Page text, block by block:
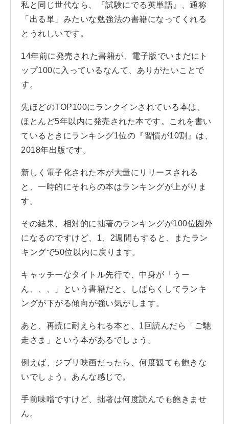
私と同じ世代なら、『試験にでる英単語』、通称
「出る単」みたいな勉強法の書籍になってくれる
とうれしいです。
14年前に発売された書籍が、電子版でいまだにト
ップ100に入っているなんて、ありがたいことで
す。
先ほどのTOP100にランクインされている本は、
ほとんど5年以内に発売された本です。これを書い
ているときにランキング1位の『習慣が10割』は、
2018年出版です。
新しく電子化された本が大量にリリースされる
と、一時的にそれらの本はランキングが上がりま
す。
その結果、相対的に拙著のランキングが100位圏外
になるのですけど、1、2週間もすると、またラン
キングで50位以内に戻ります。
キャッチーなタイトル先行で、中身が「うー
ん、、、」という書籍だと、しばらくしてランキ
ングが下がる傾向が強い気がします。
あと、再読に耐えられる本と、1回読んだら「ご馳
走さま」という本があるでしょう。
例えば、ジブリ映画だったら、何度観ても飽きな
いでしょう。あんな感じで。
手前味噌ですけど、拙著は何度読んでも飽きませ
ん。